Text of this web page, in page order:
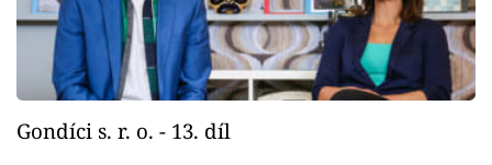
Gondíci s. r. o. - 13. díl